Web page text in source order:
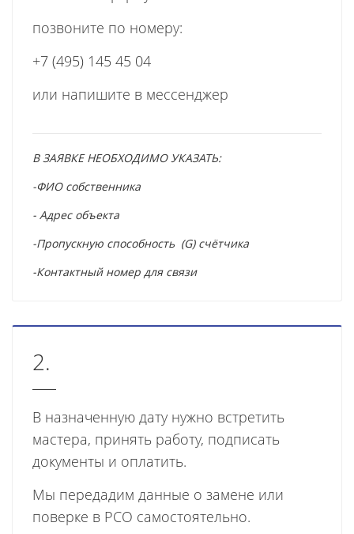
позвоните по номеру:
+7 (495) 145 45 04
или напишите в мессенджер
В ЗАЯВКЕ НЕОБХОДИМО УКАЗАТЬ:
-ФИО собственника
- Адрес объекта
-Пропускную способность (G) счётчика
-Контактный номер для связи
2.
В назначенную дату нужно встретить
мастера, принять работу, подписать
документы и оплатить.
Мы передадим данные о замене или
поверке в РСО самостоятельно.